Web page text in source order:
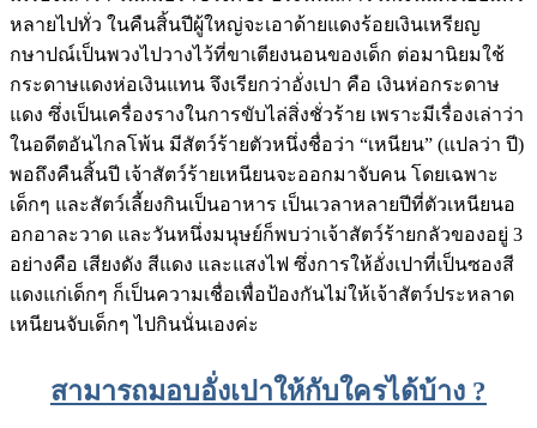
หลายไปทั่ว ในคืนสิ้นปีผู้ใหญ่จะเอาด้ายแดงร้อยเงินเหรียญ
กษาปณ์เป็นพวงไปวางไว้ที่ขาเตียงนอนของเด็ก ต่อมานิยมใช้
กระดาษแดงห่อเงินแทน จึงเรียกว่าอั่งเปา คือ เงินห่อกระดาษ
แดง ซึ่งเป็นเครื่องรางในการขับไล่สิ่งชั่วร้าย เพราะมีเรื่องเล่าว่า
ในอดีตอันไกลโพ้น มีสัตว์ร้ายตัวหนึ่งชื่อว่า “เหนียน” (แปลว่า ปี)
พอถึงคืนสิ้นปี เจ้าสัตว์ร้ายเหนียนจะออกมาจับคน โดยเฉพาะ
เด็กๆ และสัตว์เลี้ยงกินเป็นอาหาร เป็นเวลาหลายปีที่ตัวเหนียนอ
อกอาละวาด และวันหนึ่งมนุษย์ก็พบว่าเจ้าสัตว์ร้ายกลัวของอยู่ 3
อย่างคือ เสียงดัง สีแดง และแสงไฟ ซึ่งการให้อั่งเปาที่เป็นซองสี
แดงแก่เด็กๆ ก็เป็นความเชื่อเพื่อป้องกันไม่ให้เจ้าสัตว์ประหลาด
เหนียนจับเด็กๆ ไปกินนั่นเองค่ะ
สามารถมอบอั่งเปาให้กับใครได้บ้าง ?